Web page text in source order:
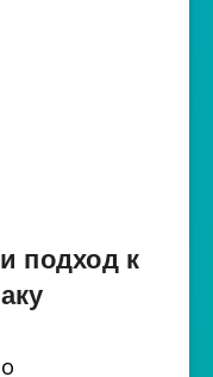
подход к